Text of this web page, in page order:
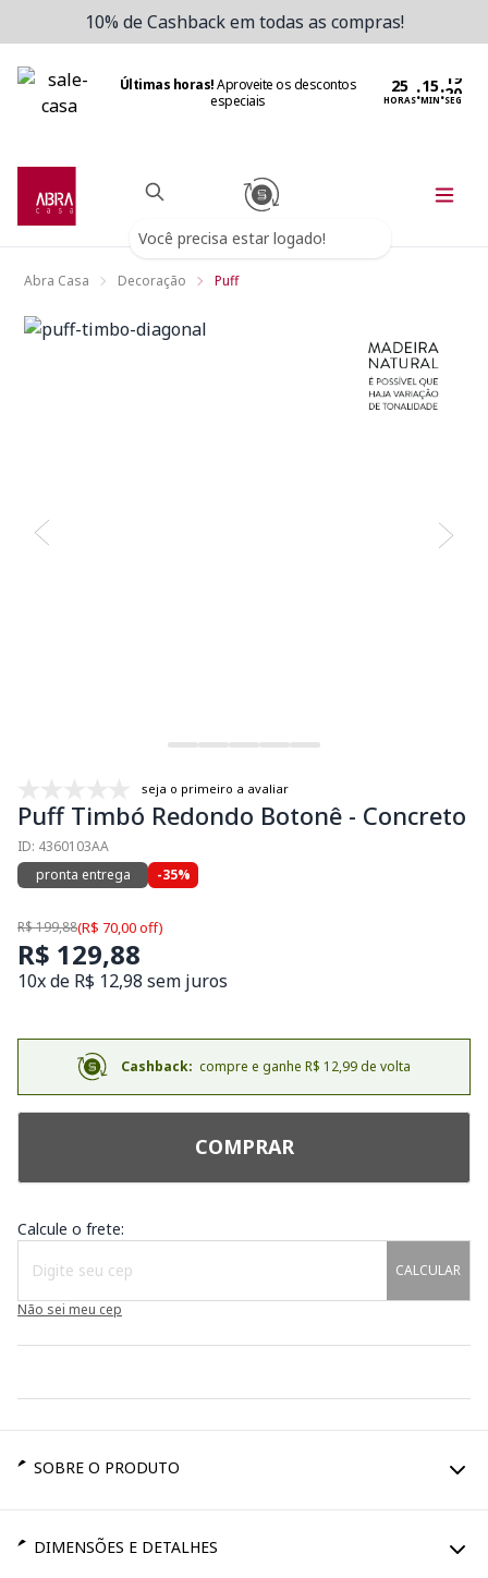
10% de Cashback em todas as compras!
Últimas horas!Aproveite os descontos
especiais
HORAS:MIN:SEG
Você precisa estar logado!
Abra Casa Decoração Puff
seja o primeiro a avaliar
Puff Timbó Redondo Botonê - Concreto
ID: 4360103AA
pronta entrega
-35%
R$ 199,88(R$ 70,00 off)
R$ 129,88
10x de R$ 12,98 sem juros
Cashback: compre e ganhe R$ 12,99 de volta
COMPRAR
Calcule o frete:
CALCULAR
Não sei meu cep
SOBRE O PRODUTO
DIMENSÕES E DETALHES